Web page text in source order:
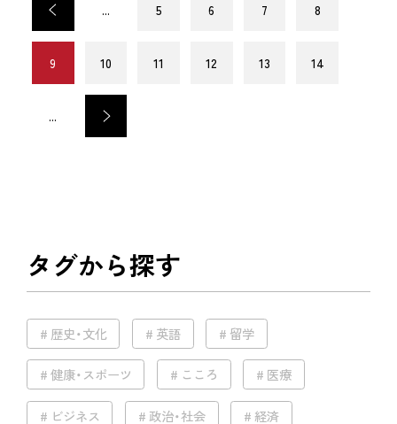
< ... 5 6 7 8
9 10 11 12 13 14
... >
タグから探す
歴史・文化 英語 留学
健康・スポーツ こころ 医療
ビジネス 政治・社会 経済